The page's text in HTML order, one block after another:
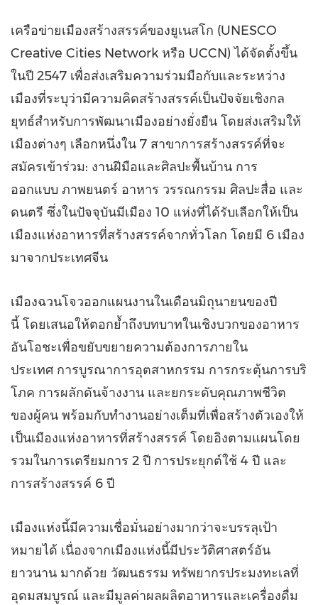
เครือข่ายเมืองสร้างสรรค์ของยูเนสโก (UNESCO
Creative Cities Network หรือ UCCN) ได้จัดตั้งขึ้น
ในปี 2547 เพื่อส่งเสริมความร่วมมือกับและระหว่าง
เมืองที่ระบุว่ามีความคิดสร้างสรรค์เป็นปัจจัยเชิงกล
ยุทธ์สำหรับการพัฒนาเมืองอย่างยั่งยืน โดยส่งเสริมให้
เมืองต่างๆ เลือกหนึ่งใน 7 สาขาการสร้างสรรค์ที่จะ
สมัครเข้าร่วม: งานฝีมือและศิลปะพื้นบ้าน การ
ออกแบบ ภาพยนตร์ อาหาร วรรณกรรม ศิลปะสื่อ และ
ดนตรี ซึ่งในปัจจุบันมีเมือง 10 แห่งที่ได้รับเลือกให้เป็น
เมืองแห่งอาหารที่สร้างสรรค์จากทั่วโลก โดยมี 6 เมือง
มาจากประเทศจีน
เมืองฉวนโจวออกแผนงานในเดือนมิถุนายนของปี
นี้ โดยเสนอให้ตอกย้ำถึงบทบาทในเชิงบวกของอาหาร
อันโอชะเพื่อขยับขยายความต้องการภายใน
ประเทศ การบูรณาการอุตสาหกรรม การกระตุ้นการบริ
โภค การผลักดันจ้างงาน และยกระดับคุณภาพชีวิต
ของผู้คน พร้อมกับทำงานอย่างเต็มที่เพื่อสร้างตัวเองให้
เป็นเมืองแห่งอาหารที่สร้างสรรค์ โดยอิงตามแผนโดย
รวมในการเตรียมการ 2 ปี การประยุกต์ใช้ 4 ปี และ
การสร้างสรรค์ 6 ปี
เมืองแห่งนี้มีความเชื่อมั่นอย่างมากว่าจะบรรลุเป้า
หมายได้ เนื่องจากเมืองแห่งนี้มีประวัติศาสตร์อัน
ยาวนาน มากด้วย วัฒนธรรม ทรัพยากรประมงทะเลที่
อุดมสมบูรณ์ และมีมูลค่าผลผลิตอาหารและเครื่องดื่ม